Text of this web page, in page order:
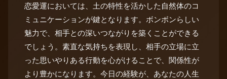
恋愛運においては、土の特性を活かした自然体のコ
ミュニケーションが鍵となります。ボンボンらしい
魅力で、相手との深いつながりを築くことができる
でしょう。素直な気持ちを表現し、相手の立場に立
った思いやりある行動を心がけることで、関係性が
より豊かになります。今日の経験が、あなたの人生